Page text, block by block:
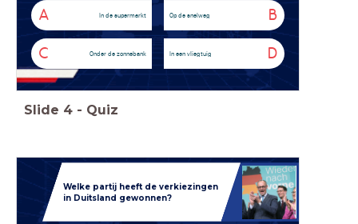
A In de supermarkt B
Op de snelweg
C Onder de zonnebank D
In een vliegtuig
Slide 4 - Quiz
Welke partij heeft de verkiezingen
in Duitsland gewonnen?